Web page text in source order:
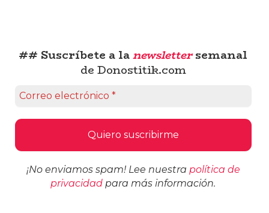
## Suscríbete a lanewslettersemanal
de Donostitik.com
¡No enviamos spam! Lee nuestra política de
privacidad para más información.